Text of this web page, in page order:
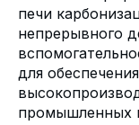
печи
непрерывного
для
промышленных